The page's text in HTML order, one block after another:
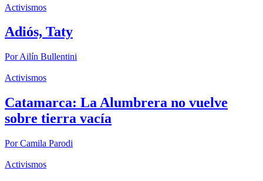
Activismos
Adiós, Taty
PorAilín Bullentini
Activismos
Catamarca: La Alumbrera no vuelve
sobre tierra vacía
PorCamila Parodi
Activismos